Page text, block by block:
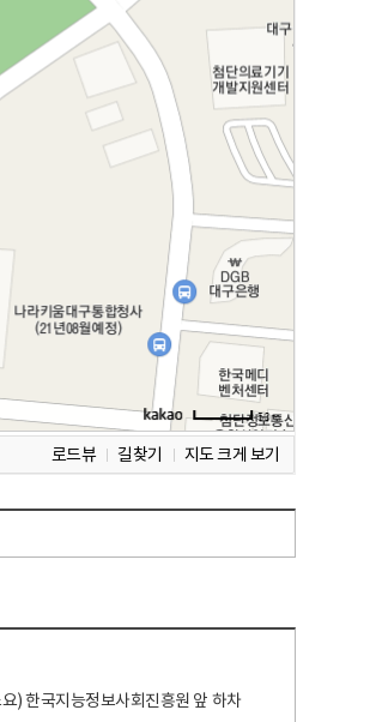
로드뷰 길찾기 지도 크게 보기
) 한국지능정보사회진흥원 앞 하차